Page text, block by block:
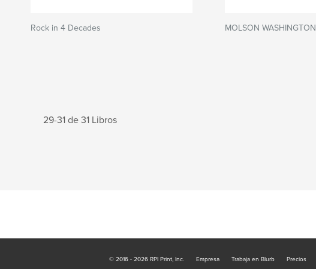
Rock in 4 Decades MOLSON WASHINGTON
29-31 de 31 Libros
© 2016 - 2026 RPI Print, Inc. Empresa Trabaja en Blurb Precios